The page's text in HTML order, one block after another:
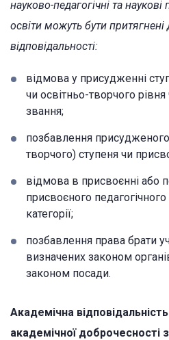
науково-педагогічні та наукові
освіти можуть бути притягнені
відповідальності:
відмова у присудженні
чи освітньо-творчого
звання;
позбавлення
творчого) ступеня чи
відмова в присвоєнні або
присвоєного
категорії;
позбавлення права брати
визначених законом
законом посади.
Академічна
академічної доброчесності